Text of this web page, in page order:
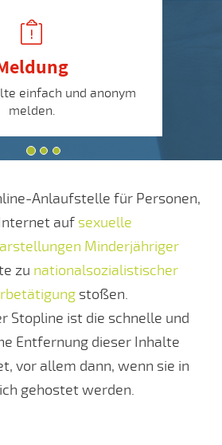
einfach und anonym
melden.
Anlaufstelle für Personen,
auf sexuelle
Minderjähriger
zu nationalsozialistischer
stoßen.
Stopline ist die schnelle und
Entfernung dieser Inhalte
vor allem dann, wenn sie in
gehostet werden.